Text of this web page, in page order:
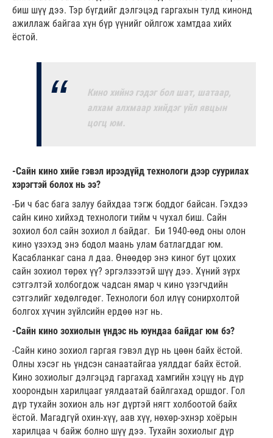
биш шүү дээ. Тэр бүгдийг дэлгэцэд гаргахын тулд кинонд
ажиллаж байгаа хүн бүр үүнийг ойлгож хамтдаа хийх
ёстой.
Кино хийнэ гэдэг бол шат, шатаар,
алхам алхмаар хийдэг үйл явцын
цогц юм.
-Сайн кино хийе гэвэл ирээдүйд технологи дээр суурилах
хэрэгтэй болох нь ээ?
-Би ч бас бага залуу байхдаа тэгж боддог байсан. Гэхдээ
сайн кино хийхэд технологи тийм ч чухал биш. Сайн
зохиол бол сайн зохиол л байдаг. Би 1940-өөд оны олон
кино үзэхэд энэ бодол маань улам батлагддаг юм.
Касабланкаг сана л даа. Өнөөдөр энэ киног бут цохих
сайн зохиол төрөх үү? эргэлзээтэй шүү дээ. Хүний зүрх
сэтгэлтэй холбогдож чадсан ямар ч кино үзэгчдийн
сэтгэлийг хөдөлгөдөг. Технологи бол илүү сонирхолтой
болгох хүчин зүйлсийн ердөө нэг нь.
-Сайн кино зохиолын үндэс нь юундаа байдаг юм бэ?
-Сайн кино зохиол гаргая гэвэл дүр нь цөөн байх ёстой.
Олны хэсэг нь үндсэн санаатайгаа уялддаг байх ёстой.
Кино зохиолыг дэлгэцэд гаргахад хамгийн хэцүү нь дүр
хоорондын харилцааг уялдаатай байлгахад оршдог. Гол
дүр тухайн зохион аль нэг дүртэй нягт холбоотой байх
ёстой. Магадгүй охин-хүү, аав хүү, нөхөр-эхнэр хоёрын
харилцаа ч байж болно шүү дээ. Тухайн зохиолыг дүр